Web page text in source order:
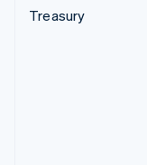
Treasury